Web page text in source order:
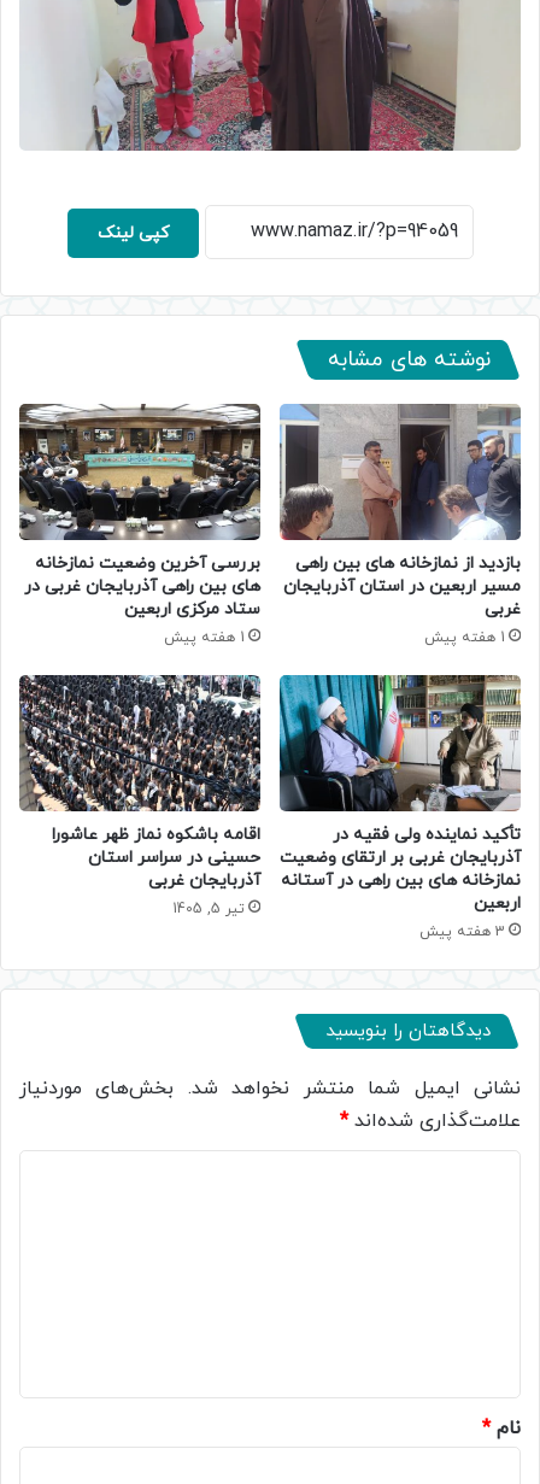
کپی لینک
نوشته های مشابه
بازدید از نمازخانه های بین راهی
مسیر اربعین در استان آذربایجان
غربی
1 هفته پیش
بررسی آخرین وضعیت نمازخانه‌
های بین‌ راهی آذربایجان‌ غربی در
ستاد مرکزی اربعین
1 هفته پیش
تأکید نماینده ولی‌ فقیه در
آذربایجان غربی بر ارتقای وضعیت
نمازخانه‌ های بین‌ راهی در آستانه
اربعین
3 هفته پیش
اقامه باشکوه نماز ظهر عاشورا
حسینی در سراسر استان
آذربایجان غربی
تیر 5, 1405
دیدگاهتان را بنویسید
نشانی ایمیل شما منتشر نخواهد شد. بخش‌های موردنیاز
علامت‌گذاری شده‌اند*
نام*